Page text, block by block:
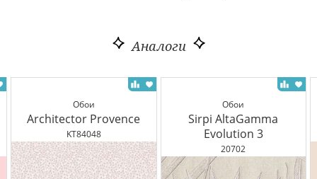
Аналоги
Обои
Architector Provence
KT84048
Обои
Sirpi AltaGamma
Evolution 3
20702